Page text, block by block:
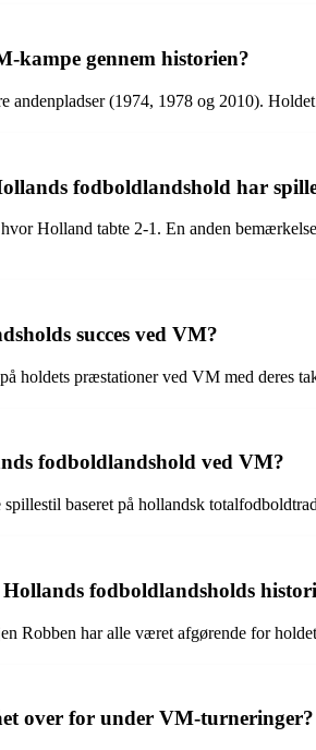
kampe gennem historien?
(1974, 1978 og 2010).
fodboldlandshold har
Holland tabte 2-1. En anden
succes ved VM?
holdets præstationer ved VM med deres
fodboldlandshold ved VM?
baseret på hollandsk
fodboldlandsholds
Robben har alle været afgørende for
over for under VM-turneringer?